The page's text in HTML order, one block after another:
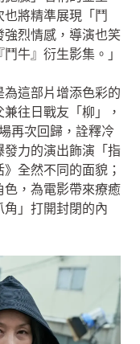
將精準展現「鬥
強烈情感，導演也笑
牛』衍生影集。」
為這部片增添色彩的
往日戰友「柳」，
再次回歸，詮釋冷
發力的演出飾演「指
全然不同的面貌；
色，為電影帶來療癒
角」打開封閉的內